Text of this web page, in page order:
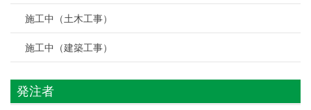
施工中（土木工事）
施工中（建築工事）
発注者